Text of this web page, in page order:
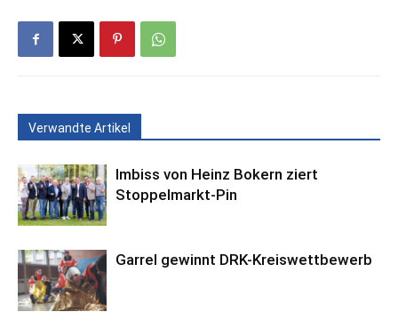
Verwandte Artikel
Imbiss von Heinz Bokern ziert
Stoppelmarkt-Pin
Garrel gewinnt DRK-Kreiswettbewerb